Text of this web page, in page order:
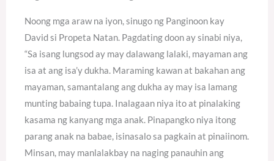
Noong mga araw na iyon, sinugo ng Panginoon kay
David si Propeta Natan. Pagdating doon ay sinabi niya,
“Sa isang lungsod ay may dalawang lalaki, mayaman ang
isa at ang isa’y dukha. Maraming kawan at bakahan ang
mayaman, samantalang ang dukha ay may isa lamang
munting babaing tupa. Inalagaan niya ito at pinalaking
kasama ng kanyang mga anak. Pinapangko niya itong
parang anak na babae, isinasalo sa pagkain at pinaiinom.
Minsan, may manlalakbay na naging panauhin ang